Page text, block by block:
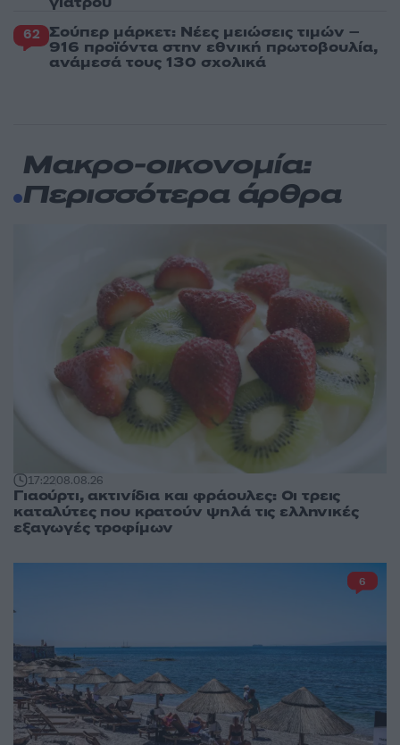
62 Σούπερ μάρκετ: Νέες μειώσεις τιμών –
916 προϊόντα στην εθνική πρωτοβουλία,
ανάμεσά τους 130 σχολικά
Μακρο-οικονομία:
Περισσότερα άρθρα
17:2208.08.26
Γιαούρτι, ακτινίδια και φράουλες: Οι τρεις
καταλύτες που κρατούν ψηλά τις ελληνικές
εξαγωγές τροφίμων
6